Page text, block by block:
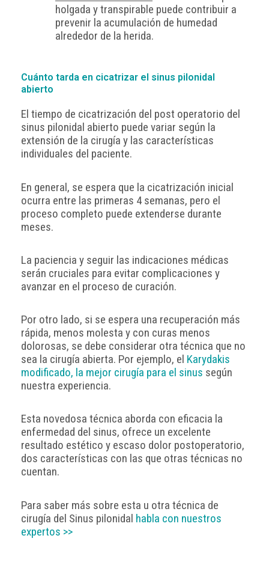
holgada y transpirable puede contribuir a
prevenir la acumulación de humedad
alrededor de la herida.
Cuánto tarda en cicatrizar el sinus pilonidal
abierto
El tiempo de cicatrización del post operatorio del
sinus pilonidal abierto puede variar según la
extensión de la cirugía y las características
individuales del paciente.
En general, se espera que la cicatrización inicial
ocurra entre las primeras 4 semanas, pero el
proceso completo puede extenderse durante
meses.
La paciencia y seguir las indicaciones médicas
serán cruciales para evitar complicaciones y
avanzar en el proceso de curación.
Por otro lado, si se espera una recuperación más
rápida, menos molesta y con curas menos
dolorosas, se debe considerar otra técnica que no
sea la cirugía abierta. Por ejemplo, el Karydakis
modificado, la mejor cirugía para el sinus según
nuestra experiencia.
Esta novedosa técnica aborda con eficacia la
enfermedad del sinus, ofrece un excelente
resultado estético y escaso dolor postoperatorio,
dos características con las que otras técnicas no
cuentan.
Para saber más sobre esta u otra técnica de
cirugía del Sinus pilonidal habla con nuestros
expertos >>